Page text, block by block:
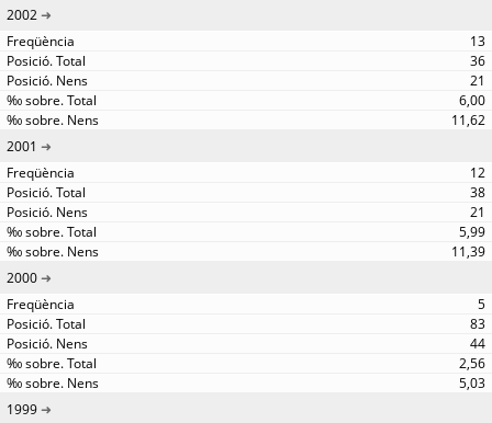
2002
13
36
21
6,00
11,62
2001
12
38
21
5,99
11,39
2000
5
83
44
2,56
5,03
1999